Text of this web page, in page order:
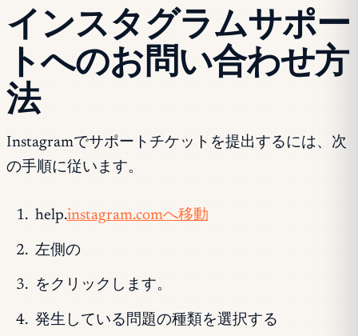
インスタグラムサポー
トへのお問い合わせ方
法
Instagramでサポートチケットを提出するには、次
の手順に従います。
help.instagram.comへ移動
左側の
をクリックします。
発生している問題の種類を選択する